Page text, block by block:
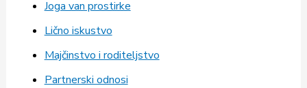
Joga van prostirke
Lično iskustvo
Majčinstvo i roditeljstvo
Partnerski odnosi